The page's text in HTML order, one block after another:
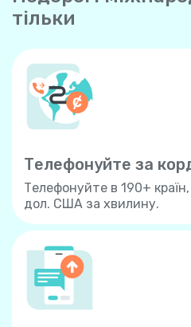
тільки
Телефонуйте за
Телефонуйте в 190+
дол. США за хвилину.